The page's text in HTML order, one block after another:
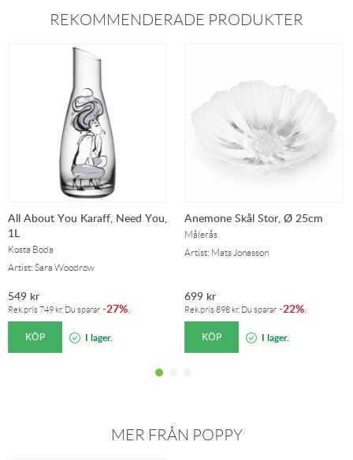
REKOMMENDERADE PRODUKTER
All About You Karaff, Need You,
1L
Kosta Boda
Artist: Sara Woodrow
549 kr
Rek.pris 749 kr. Du sparar -27%
KÖP I lager.
Anemone Skål Stor, Ø 25cm
Målerås
Artist: Mats Jonasson
699 kr
Rek.pris 898 kr. Du sparar -22%
KÖP I lager.
MER FRÅN POPPY